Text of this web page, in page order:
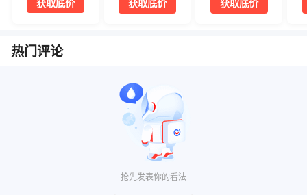
热门评论
抢先发表你的看法